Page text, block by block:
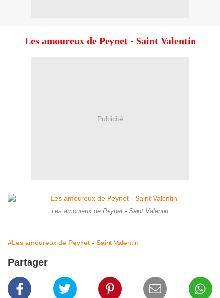
Les amoureux de Peynet - Saint Valentin
Publicité
Les amoureux de Peynet - Saint Valentin
#Les amoureux de Peynet - Saint Valentin
Partager